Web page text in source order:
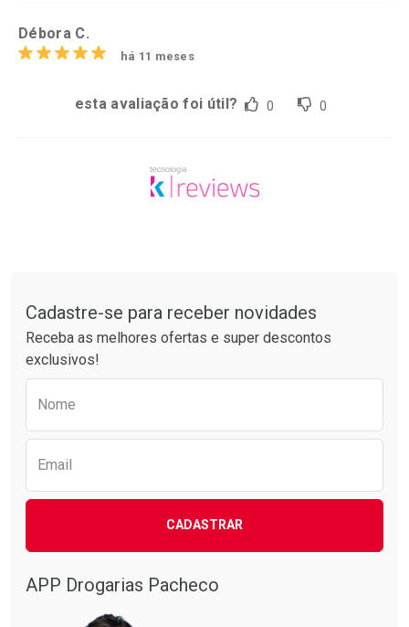
Débora C.
há 11 meses
esta avaliação foi útil? 0 0
Cadastre-se para receber novidades
Receba as melhores ofertas e super descontos
exclusivos!
Nome
Email
CADASTRAR
APP Drogarias Pacheco